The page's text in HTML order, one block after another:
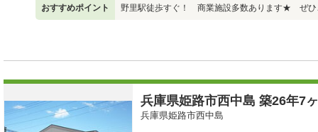
おすすめポイント 野里駅徒歩すぐ！ 商業施設多数あります★ ぜひ
兵庫県姫路市西中島 築26年7
兵庫県姫路市西中島